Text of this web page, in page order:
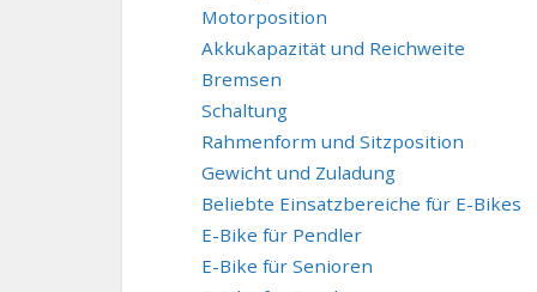
Motorposition
Akkukapazität und Reichweite
Bremsen
Schaltung
Rahmenform und Sitzposition
Gewicht und Zuladung
Beliebte Einsatzbereiche für E-Bikes
E-Bike für Pendler
E-Bike für Senioren